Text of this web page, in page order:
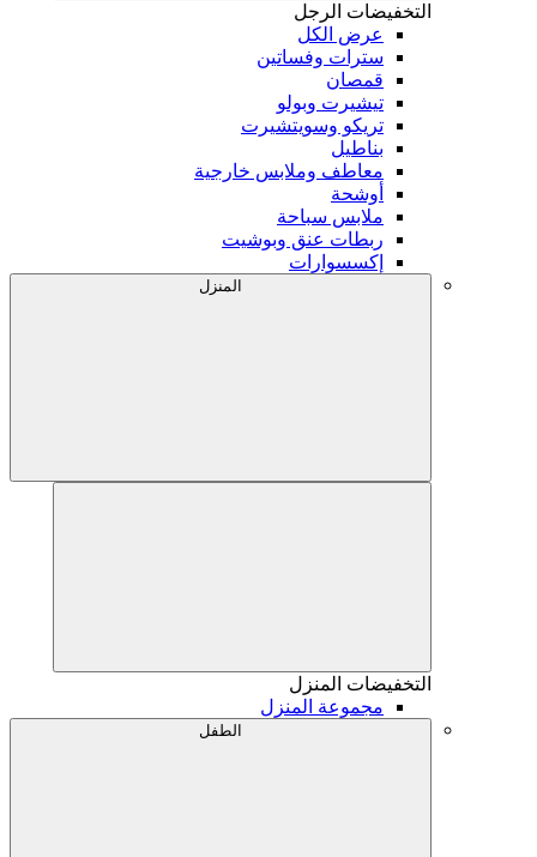
التخفيضات الرجل
عرض الكل
سترات وفساتين
قمصان
تيشيرت وبولو
تريكو وسويتشيرت
بناطيل
معاطف وملابس خارجية
أوشحة
ملابس سباحة
ربطات عنق وبوشيت
إكسسوارات
المنزل
التخفيضات المنزل
مجموعة المنزل
الطفل